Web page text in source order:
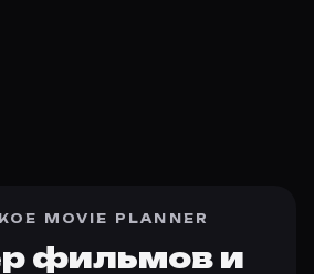
MOVIE PLANNER
фильмов и